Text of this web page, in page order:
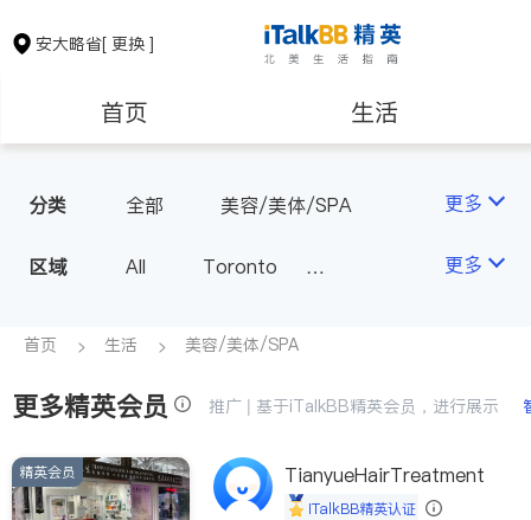
安大略省[ 更换 ]
首页 生活
保险理财
银行贷款
建筑装修
分类 全部 美容/美体/SPA 更多
区域 All
Toronto
Scarborough
North York
Thornhill
Brampton
Kitchener
Newmarket
更多
首页 生活 美容/美体/SPA
更多精英会员 推广 | 基于iTalkBB精英会员，进行展示
精英会员 TianyueHairTreatment
iTalkBB精英认证